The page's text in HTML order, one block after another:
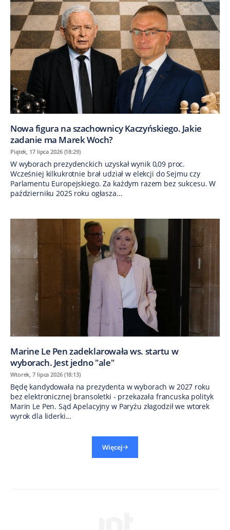
Nowa figura na szachownicy Kaczyńskiego. Jakie
zadanie ma Marek Woch?
Piątek, 17 lipca 2026 (18:29)
W wyborach prezydenckich uzyskał wynik 0,09 proc.
Wcześniej kilkukrotnie brał udział w elekcji do Sejmu czy
Parlamentu Europejskiego. Za każdym razem bez sukcesu. W
październiku 2025 roku ogłasza...
Marine Le Pen zadeklarowała ws. startu w
wyborach. Jest jedno "ale"
Wtorek, 7 lipca 2026 (18:13)
Będę kandydowała na prezydenta w wyborach w 2027 roku
bez elektronicznej bransoletki - przekazała francuska polityk
Marin Le Pen. Sąd Apelacyjny w Paryżu złagodził we wtorek
wyrok dla liderki...
Więcej